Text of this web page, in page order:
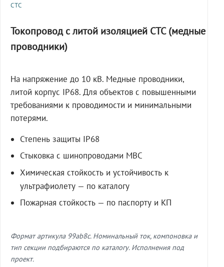
СТС
Токопровод с литой изоляцией СТС (медные
проводники)
На напряжение до 10 кВ. Медные проводники,
литой корпус IP68. Для объектов с повышенными
требованиями к проводимости и минимальными
потерями.
Степень защиты IP68
Стыковка с шинопроводами МВС
Химическая стойкость и устойчивость к
ультрафиолету — по каталогу
Пожарная стойкость — по паспорту и КП
Формат артикула 99ab8c. Номинальный ток, компоновка и
тип секции подбираются по каталогу. Исполнения под
проект.